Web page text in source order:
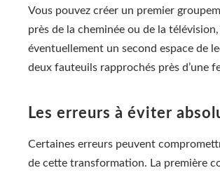
Vous pouvez créer un premier
près de la cheminée ou de la
éventuellement un second espace de
deux fauteuils rapprochés près d’une
Les erreurs à éviter
Certaines erreurs peuvent
de cette transformation. La première